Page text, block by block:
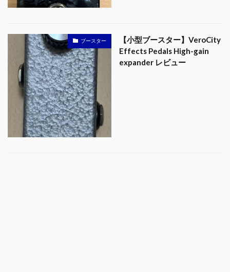
ブースター
【小型ブースター】VeroCity
Effects Pedals High-gain
expander レビュー